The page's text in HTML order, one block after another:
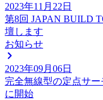
2023年11月22日
第8回 JAPAN BUILD
壇します
お知らせ
2023年09月06日
完全無線型の定点サー
に開始